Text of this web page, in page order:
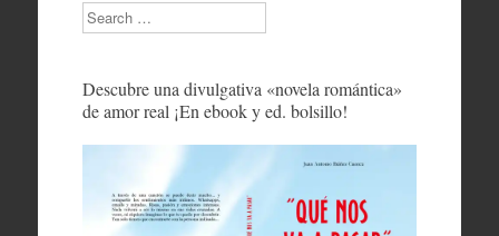
Search
Descubre una divulgativa «novela romántica»
de amor real ¡En ebook y ed. bolsillo!